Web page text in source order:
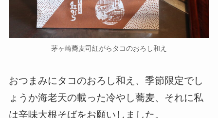
茅ヶ崎蕎麦司紅がらタコのおろし和え
おつまみにタコのおろし和え、季節限定でし
ょうか海老天の載った冷やし蕎麦、それに私
は辛味大根そばをお願いしました。